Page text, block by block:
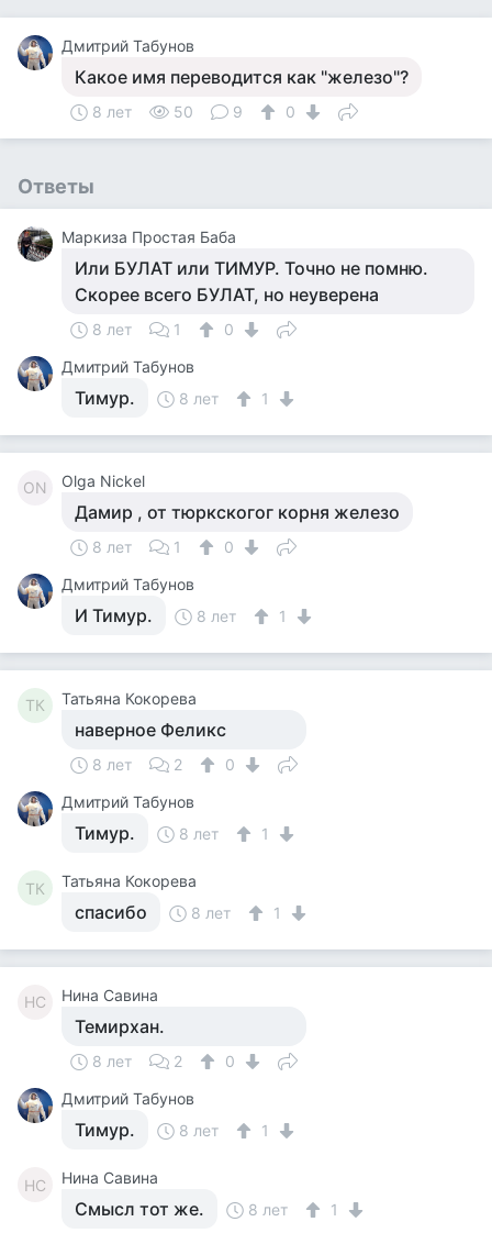
Дмитрий Табунов
Какое имя переводится как "железо"?
8 лет 50 9 0
Ответы
Маркиза Простая Баба
Или БУЛАТ или ТИМУР. Точно не помню.
Скорее всего БУЛАТ, но неуверена
8 лет 1
0
Дмитрий Табунов
Тимур. 8 лет 1
ON Olga Nickel
​Дамир , ​от тюркскогог корня железо
8 лет 1
0
Дмитрий Табунов
И Тимур. 8 лет 1
ТК Татьяна Кокорева
наверное Феликс
8 лет 2
0
Дмитрий Табунов
Тимур. 8 лет 1
ТК Татьяна Кокорева
спасибо 8 лет 1
НС Нина Савина
Темирхан.
8 лет 2
0
Дмитрий Табунов
Тимур. 8 лет 1
НС Нина Савина
Смысл тот же. 8 лет 1